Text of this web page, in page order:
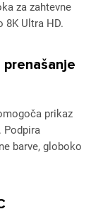
za zahtevne
Ultra HD.
prikaz
Podpira
barve, globoko